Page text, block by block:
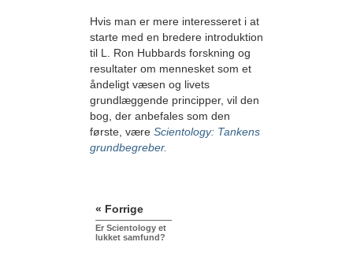
Hvis man er mere interesseret i at
starte med en bredere introduktion
til L. Ron Hubbards forskning og
resultater om mennesket som et
åndeligt væsen og livets
grundlæggende principper, vil den
bog, der anbefales som den
første, være Scientology: Tankens
grundbegreber.
« Forrige
Er Scientology et
lukket samfund?